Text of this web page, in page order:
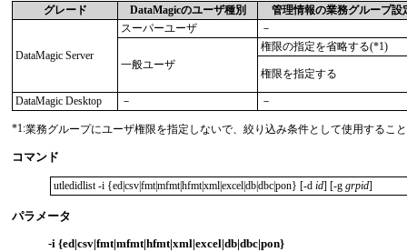
グレード DataMagicのユーザ種別 管理情報の業務グループ設
DataMagic Server
スーパーユーザ －
一般ユーザ
権限の指定を省略する(*1)
権限を指定する
DataMagic Desktop － －
*1:業務グループにユーザ権限を指定しないで、絞り込み条件として使用するこ
コマンド
utledidlist -i {ed|csv|fmt|mfmt|hfmt|xml|excel|db|dbc|pon} [-d id] [-g grpid
パラメータ
-i {ed|csv|fmt|mfmt|hfmt|xml|excel|db|dbc|pon}